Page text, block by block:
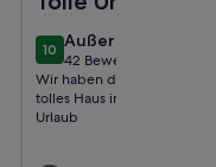
1010 von 10
Außergewöhnlich
außergewöhnlich
42 Bewertungen
(42
bewertungen)
Wir haben den Aufenthalt
tolles Haus in einer super
Urlaub